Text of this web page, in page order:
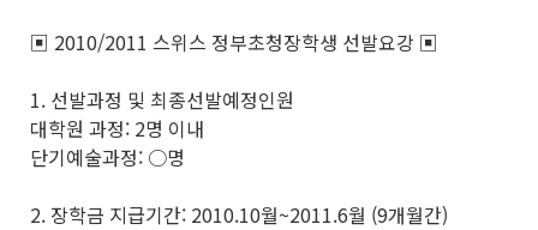
▣ 2010/2011 스위스 정부초청장학생 선발요강 ▣
1. 선발과정 및 최종선발예정인원
대학원 과정: 2명 이내
단기예술과정: ○명
2. 장학금 지급기간: 2010.10월~2011.6월 (9개월간)